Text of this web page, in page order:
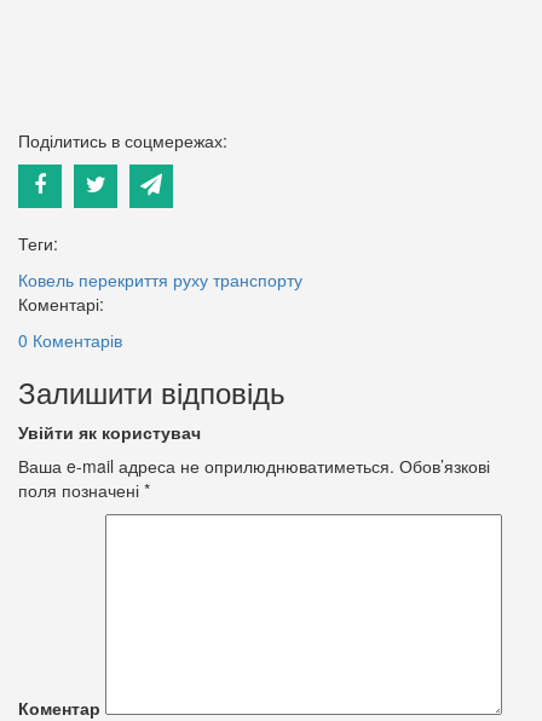
Поділитись в соцмережах:
Теги:
Ковель перекриття руху транспорту
Коментарі:
0 Коментарів
Залишити відповідь
Увійти як користувач
Ваша e-mail адреса не оприлюднюватиметься. Обов’язкові
поля позначені *
Коментар